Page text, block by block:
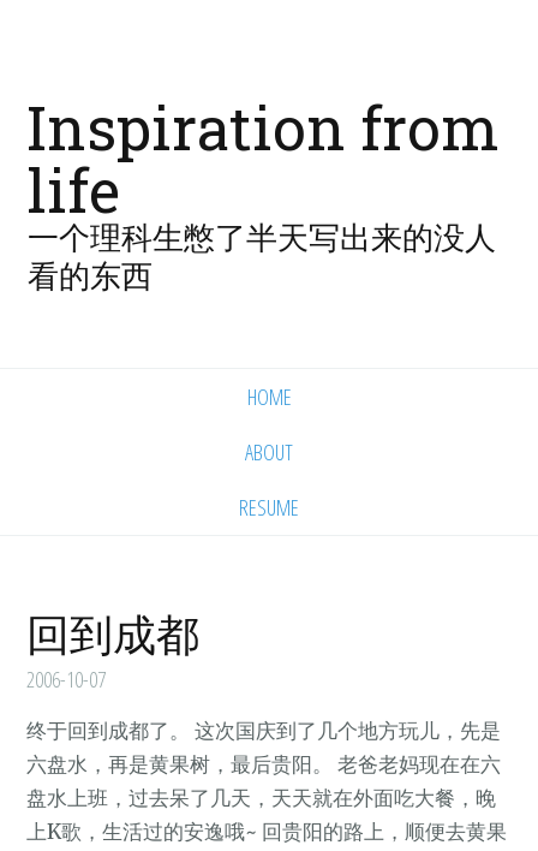
Inspiration from
life
一个理科生憋了半天写出来的没人
看的东西
HOME
ABOUT
RESUME
回到成都
2006-10-07
终于回到成都了。 这次国庆到了几个地方玩儿，先是
六盘水，再是黄果树，最后贵阳。 老爸老妈现在在六
盘水上班，过去呆了几天，天天就在外面吃大餐，晚
上K歌，生活过的安逸哦~ 回贵阳的路上，顺便去黄果